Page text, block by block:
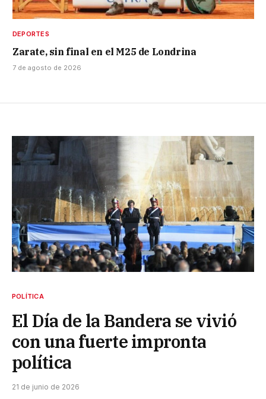
DEPORTES
Zarate, sin final en el M25 de Londrina
7 de agosto de 2026
POLÍTICA
El Día de la Bandera se vivió
con una fuerte impronta
política
21 de junio de 2026